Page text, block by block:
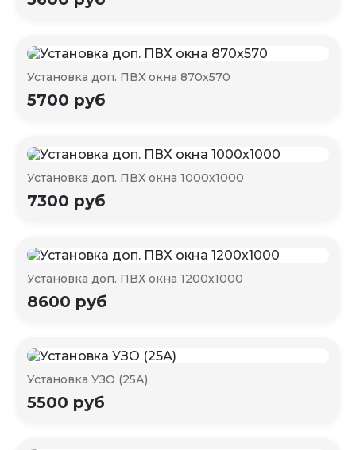
Установка доп. ПВХ окна 870х570
5700 руб
Установка доп. ПВХ окна 1000х1000
7300 руб
Установка доп. ПВХ окна 1200х1000
8600 руб
Установка УЗО (25А)
5500 руб